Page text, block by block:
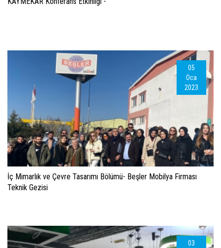
05
Oca
2023
İç Mimarlık ve Çevre Tasarımı Bölümü- Beşler Mobilya Firması
Teknik Gezisi
03